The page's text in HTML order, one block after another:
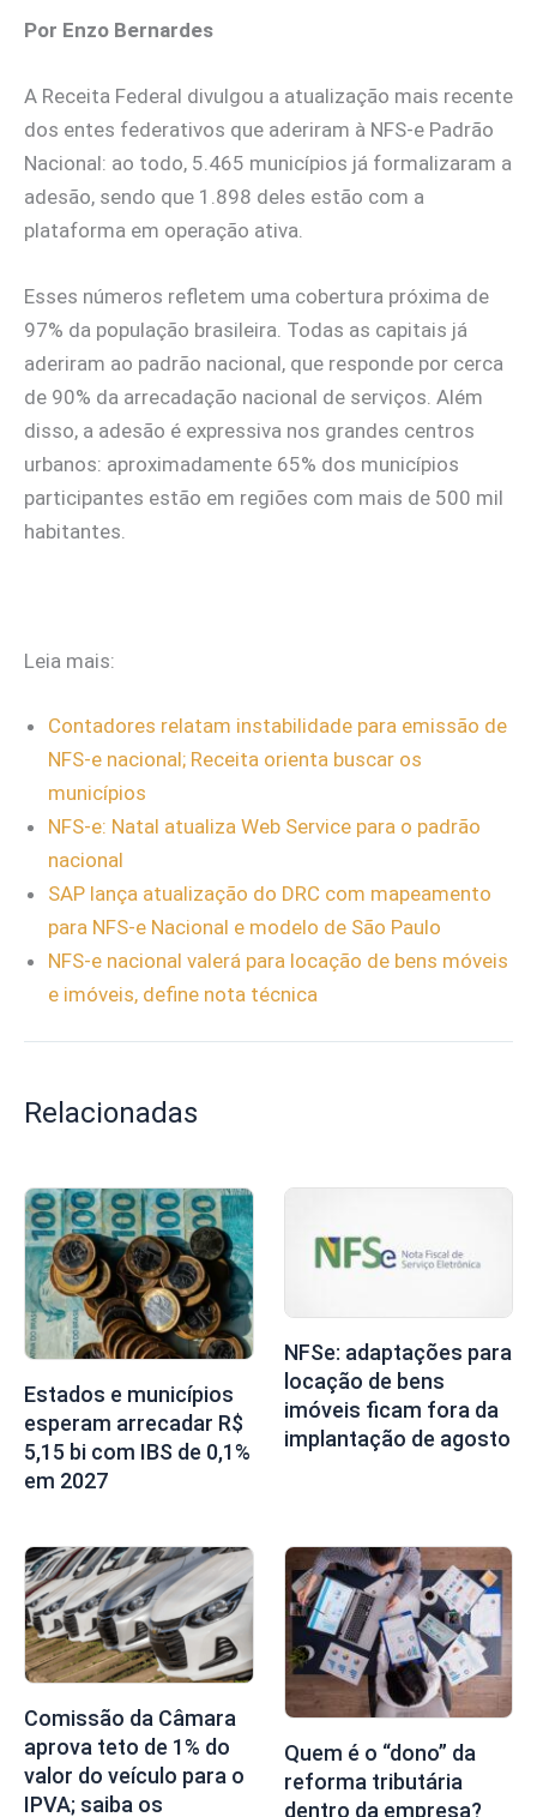
Por Enzo Bernardes
A Receita Federal divulgou a atualização mais recente
dos entes federativos que aderiram à NFS-e Padrão
Nacional: ao todo, 5.465 municípios já formalizaram a
adesão, sendo que 1.898 deles estão com a
plataforma em operação ativa.
Esses números refletem uma cobertura próxima de
97% da população brasileira. Todas as capitais já
aderiram ao padrão nacional, que responde por cerca
de 90% da arrecadação nacional de serviços. Além
disso, a adesão é expressiva nos grandes centros
urbanos: aproximadamente 65% dos municípios
participantes estão em regiões com mais de 500 mil
habitantes.
Leia mais:
Contadores relatam instabilidade para emissão de
NFS-e nacional; Receita orienta buscar os
municípios
NFS-e: Natal atualiza Web Service para o padrão
nacional
SAP lança atualização do DRC com mapeamento
para NFS-e Nacional e modelo de São Paulo
NFS-e nacional valerá para locação de bens móveis
e imóveis, define nota técnica
Relacionadas
Estados e municípios
esperam arrecadar R$
5,15 bi com IBS de 0,1%
em 2027
NFSe: adaptações para
locação de bens
imóveis ficam fora da
implantação de agosto
Comissão da Câmara
aprova teto de 1% do
valor do veículo para o
IPVA; saiba os
Quem é o “dono” da
reforma tributária
dentro da empresa?